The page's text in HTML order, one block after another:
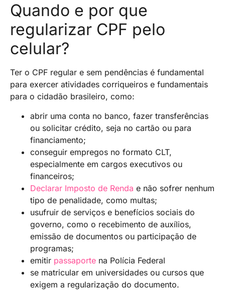
Quando e por que
regularizar CPF pelo
celular?
Ter o CPF regular e sem pendências é fundamental
para exercer atividades corriqueiros e fundamentais
para o cidadão brasileiro, como:
abrir uma conta no banco, fazer transferências
ou solicitar crédito, seja no cartão ou para
financiamento;
conseguir empregos no formato CLT,
especialmente em cargos executivos ou
financeiros;
Declarar Imposto de Renda e não sofrer nenhum
tipo de penalidade, como multas;
usufruir de serviços e benefícios sociais do
governo, como o recebimento de auxílios,
emissão de documentos ou participação de
programas;
emitir passaporte na Polícia Federal
se matricular em universidades ou cursos que
exigem a regularização do documento.